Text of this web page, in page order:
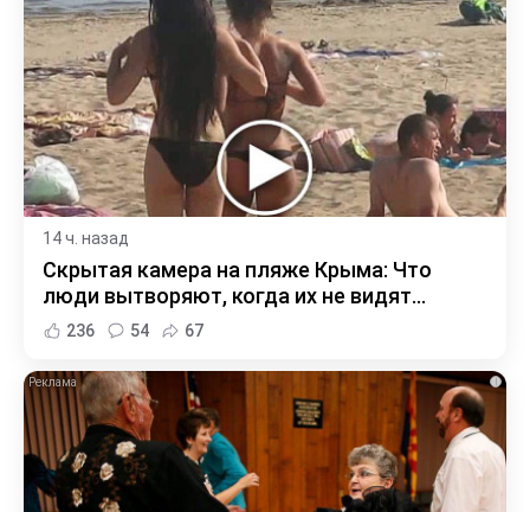
14 ч. назад
Скрытая камера на пляже Крыма: Что
люди вытворяют, когда их не видят...
236 54 67
i